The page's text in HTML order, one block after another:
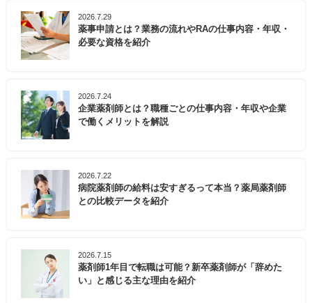
2026.7.29
薬事申請とは？業務の流れやRAの仕事内容・年収・
必要な資格を紹介
2026.7.24
企業薬剤師とは？職種ごとの仕事内容・年収や企業
で働くメリットを解説
2026.7.22
病院薬剤師の給料は安すぎるって本当？薬局薬剤師
との比較データを紹介
2026.7.15
薬剤師1年目で転職は可能？新卒薬剤師が「辞めた
い」と感じる主な理由を紹介